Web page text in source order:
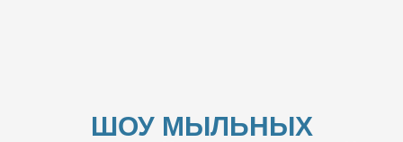
ШОУ МЫЛЬНЫХ